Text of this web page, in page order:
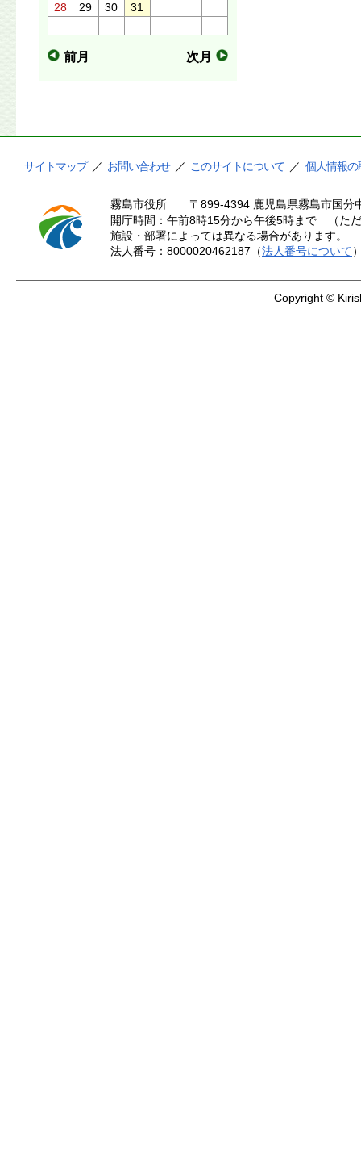
28
29 30 31
前月 次月
サイトマップ ／ お問い合わせ ／ このサイトについて ／ 個人情報の
霧島市役所
〒899-4394 鹿児島県霧島市国
開庁時間：午前8時15分から午後5時まで （た
施設・部署によっては異なる場合があります。
法人番号：8000020462187（法人番号について
Copyright ©